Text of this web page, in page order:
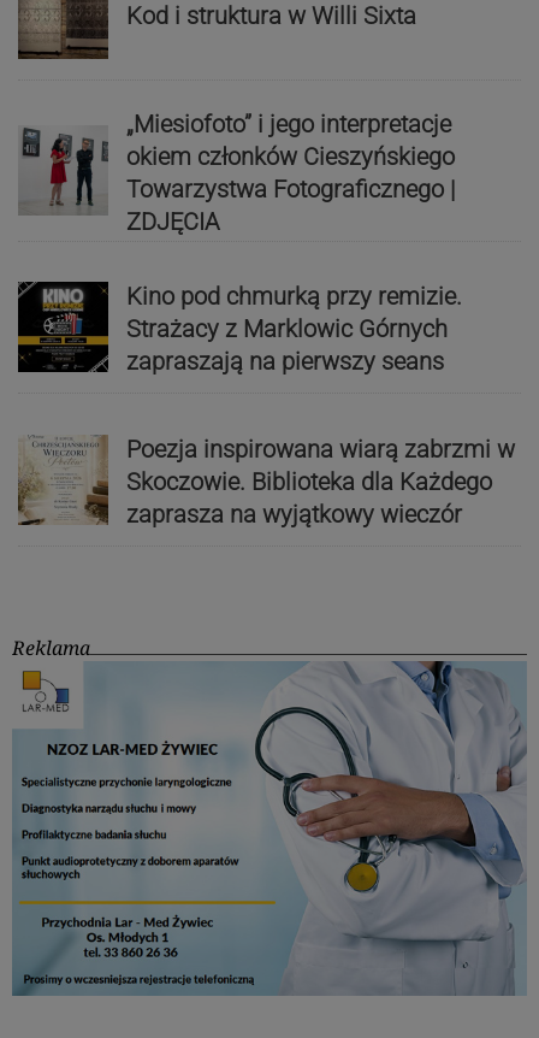
Kod i struktura w Willi Sixta
„Miesiofoto” i jego interpretacje
okiem członków Cieszyńskiego
Towarzystwa Fotograficznego |
ZDJĘCIA
Kino pod chmurką przy remizie.
Strażacy z Marklowic Górnych
zapraszają na pierwszy seans
Poezja inspirowana wiarą zabrzmi w
Skoczowie. Biblioteka dla Każdego
zaprasza na wyjątkowy wieczór
Reklama